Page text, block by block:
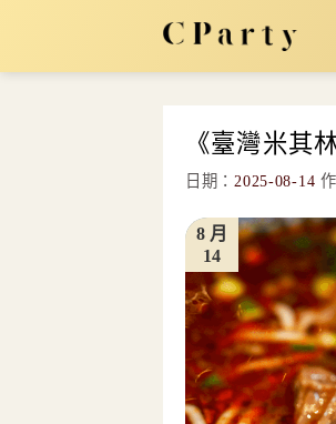
content
《臺灣米其
日期： 2025-08-14
14
8 月